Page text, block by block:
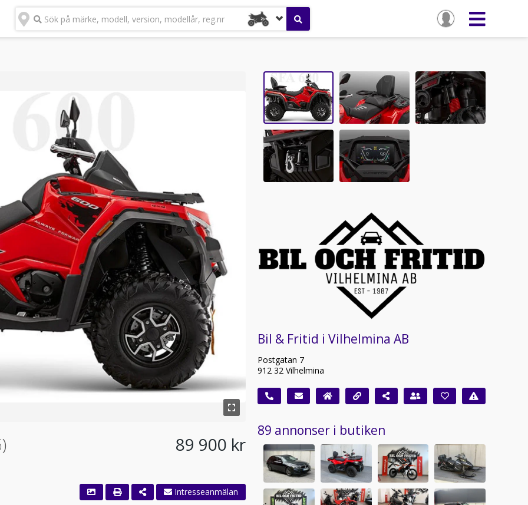
Sök på märke, modell, version, modellår, reg.nr
89 900 kr
Intresseanmälan
Bil & Fritid i Vilhelmina AB
Postgatan 7
912 32 Vilhelmina
89 annonser i butiken